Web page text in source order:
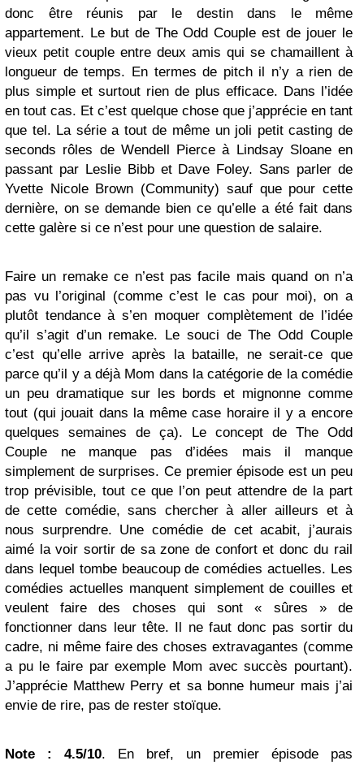
donc être réunis par le destin dans le même
appartement. Le but de The Odd Couple est de jouer le
vieux petit couple entre deux amis qui se chamaillent à
longueur de temps. En termes de pitch il n’y a rien de
plus simple et surtout rien de plus efficace. Dans l’idée
en tout cas. Et c’est quelque chose que j’apprécie en tant
que tel. La série a tout de même un joli petit casting de
seconds rôles de Wendell Pierce à Lindsay Sloane en
passant par Leslie Bibb et Dave Foley. Sans parler de
Yvette Nicole Brown (Community) sauf que pour cette
dernière, on se demande bien ce qu’elle a été fait dans
cette galère si ce n’est pour une question de salaire.
Faire un remake ce n’est pas facile mais quand on n’a
pas vu l’original (comme c’est le cas pour moi), on a
plutôt tendance à s’en moquer complètement de l’idée
qu’il s’agit d’un remake. Le souci de The Odd Couple
c’est qu’elle arrive après la bataille, ne serait-ce que
parce qu’il y a déjà Mom dans la catégorie de la comédie
un peu dramatique sur les bords et mignonne comme
tout (qui jouait dans la même case horaire il y a encore
quelques semaines de ça). Le concept de The Odd
Couple ne manque pas d’idées mais il manque
simplement de surprises. Ce premier épisode est un peu
trop prévisible, tout ce que l’on peut attendre de la part
de cette comédie, sans chercher à aller ailleurs et à
nous surprendre. Une comédie de cet acabit, j’aurais
aimé la voir sortir de sa zone de confort et donc du rail
dans lequel tombe beaucoup de comédies actuelles. Les
comédies actuelles manquent simplement de couilles et
veulent faire des choses qui sont « sûres » de
fonctionner dans leur tête. Il ne faut donc pas sortir du
cadre, ni même faire des choses extravagantes (comme
a pu le faire par exemple Mom avec succès pourtant).
J’apprécie Matthew Perry et sa bonne humeur mais j’ai
envie de rire, pas de rester stoïque.
Note : 4.5/10. En bref, un premier épisode pas